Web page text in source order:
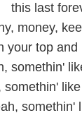
this last
money,
your top and
somethin'
somethin'
somethin'